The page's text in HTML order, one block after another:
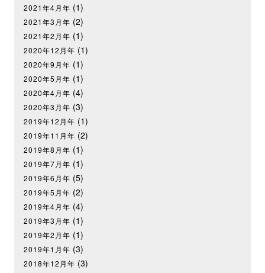
2021年4月年 (1)
2021年3月年 (2)
2021年2月年 (1)
2020年12月年 (1)
2020年9月年 (1)
2020年5月年 (1)
2020年4月年 (4)
2020年3月年 (3)
2019年12月年 (1)
2019年11月年 (2)
2019年8月年 (1)
2019年7月年 (1)
2019年6月年 (5)
2019年5月年 (2)
2019年4月年 (4)
2019年3月年 (1)
2019年2月年 (1)
2019年1月年 (3)
2018年12月年 (3)